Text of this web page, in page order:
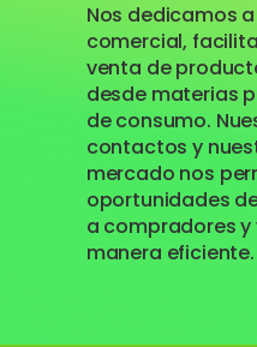
Nos dedicamos
comercial,
venta de
desde materias
de consumo.
contactos y
mercado nos
oportunidades
a compradores
manera eficiente.